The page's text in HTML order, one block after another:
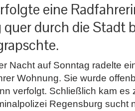
eine
durch die Stadt
Nacht auf Sonntag radelte
Wohnung. Sie wurde
verfolgt. Schließlich kam es
Regensburg sucht